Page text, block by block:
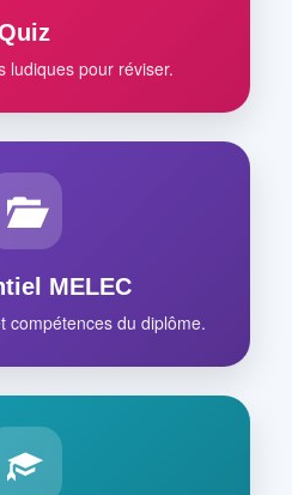
ludiques pour réviser.
MELEC
compétences du diplôme.